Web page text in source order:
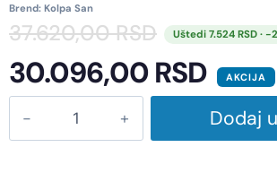
Brend: Kolpa San
37.620,00RSD Uštedi 7.524 RSD · -
30.096,00RSD AKCIJA
Dodaj